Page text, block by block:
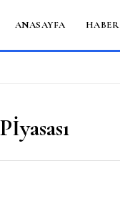
ANASAYFA HABER